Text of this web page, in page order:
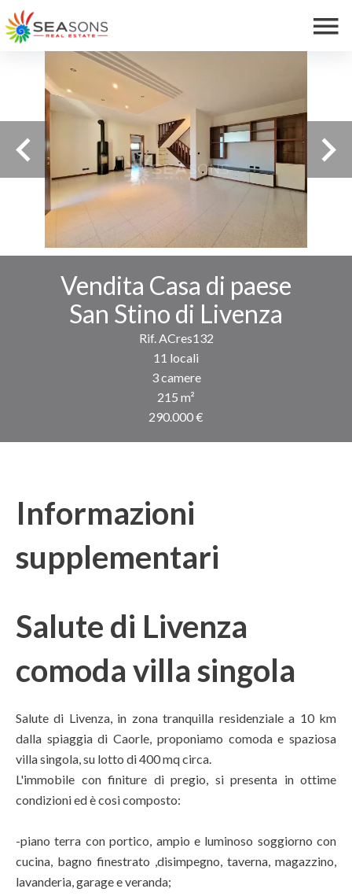
Vendita Casa di paese
San Stino di Livenza
Rif. ACres132
11 locali
3 camere
215 m²
290.000 €
Informazioni
supplementari
Salute di Livenza
comoda villa singola
Salute di Livenza, in zona tranquilla residenziale a 10 km
dalla spiaggia di Caorle, proponiamo comoda e spaziosa
villa singola, su lotto di 400 mq circa.
L'immobile con finiture di pregio, si presenta in ottime
condizioni ed è cosi composto:
-piano terra con portico, ampio e luminoso soggiorno con
cucina, bagno finestrato ,disimpegno, taverna, magazzino,
lavanderia, garage e veranda;